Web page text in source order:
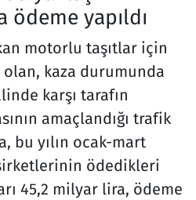
yapıldı
motorlu taşıtlar için
olan, kaza durumunda
karşı tarafın
amaçlandığı trafik
bu yılın ocak-mart
ödedikleri
45,2 milyar lira, ödeme